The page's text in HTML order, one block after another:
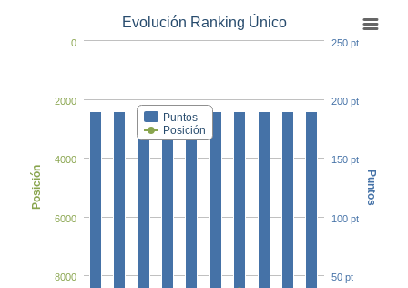
Posición Puntos
Evolución Ranking Único
Puntos
Posición
0
2000
4000
6000
8000 50 pt
100 pt
150 pt
200 pt
250 pt